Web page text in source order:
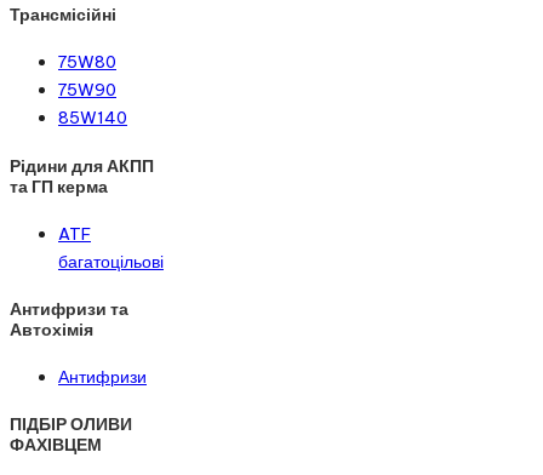
Трансмісійні
75W80
75W90
85W140
Рідини для АКПП
та ГП керма
ATF
багатоцільові
Антифризи та
Автохімія
Антифризи
ПІДБІР ОЛИВИ
ФАХІВЦЕМ